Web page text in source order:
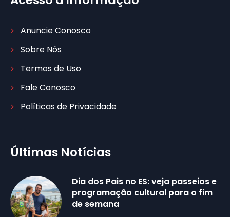
Anuncie Conosco
Sobre Nós
Termos de Uso
Fale Conosco
Políticas de Privacidade
Últimas Notícias
Dia dos Pais no ES: veja passeios e
programação cultural para o fim
de semana